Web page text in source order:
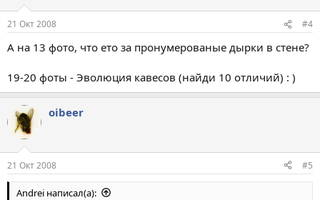
21 Окт 2008 #4
А на 13 фото, что ето за пронумерованые дырки в стене?
19-20 фоты - Эволюция кавесов (найди 10 отличий) : )
oibeer
21 Окт 2008 #5
Andrei написал(а):